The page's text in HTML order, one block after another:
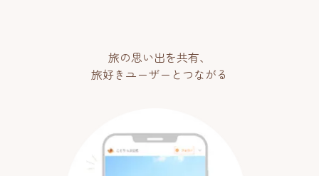
旅の思い出を共有、
旅好きユーザーとつながる